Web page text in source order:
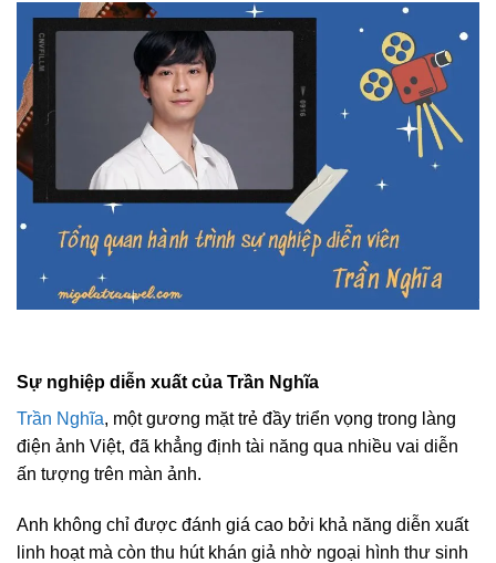
Sự nghiệp diễn xuất của Trần Nghĩa
Trần Nghĩa, một gương mặt trẻ đầy triển vọng trong làng
điện ảnh Việt, đã khẳng định tài năng qua nhiều vai diễn
ấn tượng trên màn ảnh.
Anh không chỉ được đánh giá cao bởi khả năng diễn xuất
linh hoạt mà còn thu hút khán giả nhờ ngoại hình thư sinh